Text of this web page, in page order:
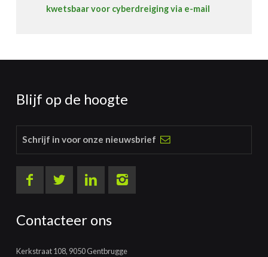
kwetsbaar voor cyberdreiging via e-mail
Blijf op de hoogte
Schrijf in voor onze nieuwsbrief
Contacteer ons
Kerkstraat 108, 9050 Gentbrugge